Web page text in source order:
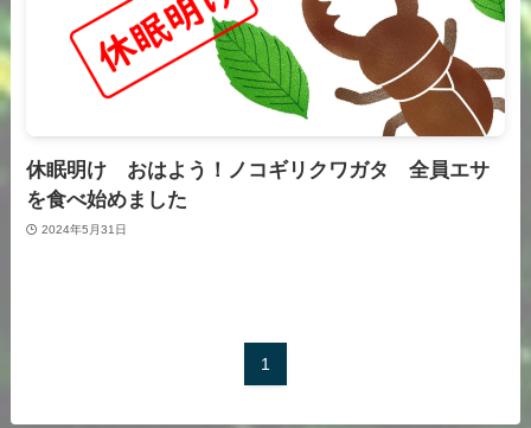
休眠明け おはよう！ノコギリクワガタ 全員エサ
を食べ始めました
2024年5月31日
1